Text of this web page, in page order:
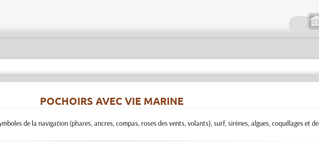
POCHOIRS AVEC VIE MARINE
de la navigation (phares, ancres, compas, roses des vents, volants), surf, sirènes, algues, coquillages et de